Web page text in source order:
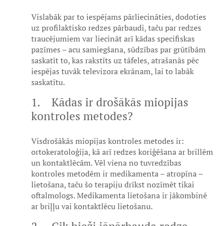
Vislabāk par to iespējams pārliecināties, dodoties
uz profilaktisko redzes pārbaudi, taču par redzes
traucējumiem var liecināt arī kādas specifiskas
pazīmes – acu samiegšana, sūdzības par grūtībām
saskatīt to, kas rakstīts uz tāfeles, atrašanās pēc
iespējas tuvāk televizora ekrānam, lai to labāk
saskatītu.
1. Kādas ir drošākās miopijas
kontroles metodes?
Visdrošākās miopijas kontroles metodes ir:
ortokeratoloģija, kā arī redzes koriģēšana ar brillēm
un kontaktlēcām. Vēl viena no tuvredzības
kontroles metodēm ir medikamenta – atropīna –
lietošana, taču šo terapiju drīkst nozīmēt tikai
oftalmologs. Medikamenta lietošana ir jākombinē
ar briļļu vai kontaktlēcu lietošanu.